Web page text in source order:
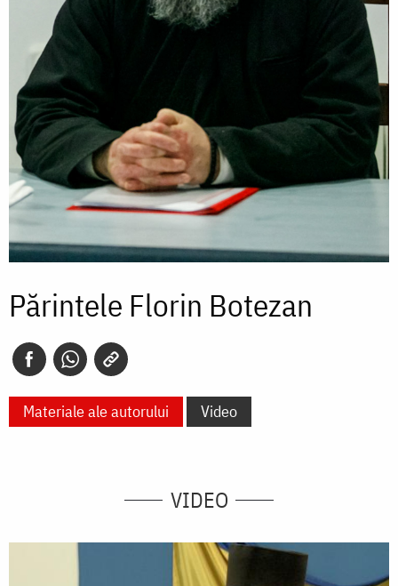
Părintele Florin Botezan
Materiale ale autorului Video
VIDEO